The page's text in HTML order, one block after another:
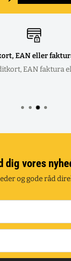
EAN eller
EAN faktura
dig vores
og gode råd